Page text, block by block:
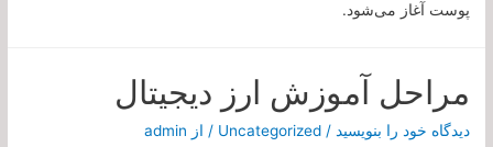
پوست آغاز می‌شود.
مراحل آموزش ارز دیجیتال
دیدگاه‌ خود را بنویسید /
Uncategorized / از admin